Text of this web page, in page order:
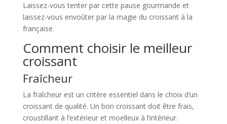
Laissez-vous tenter par cette pause gourmande et
laissez-vous envoûter par la magie du croissant à la
française.
Comment choisir le meilleur
croissant
Fraîcheur
La fraîcheur est un critère essentiel dans le choix d’un
croissant de qualité. Un bon croissant doit être frais,
croustillant à l’extérieur et moelleux à l’intérieur.